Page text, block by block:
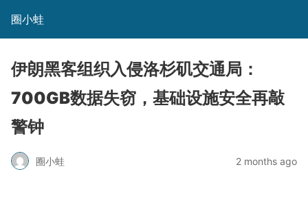
圈小蛙
伊朗黑客组织入侵洛杉矶交通局：
700GB数据失窃，基础设施安全再敲
警钟
圈小蛙 2 months ago